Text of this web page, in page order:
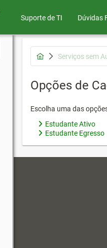
Suporte de TI Dúvidas
Serviços sem
Opções de
Escolha uma das
Estudante Ativo
Estudante Egresso